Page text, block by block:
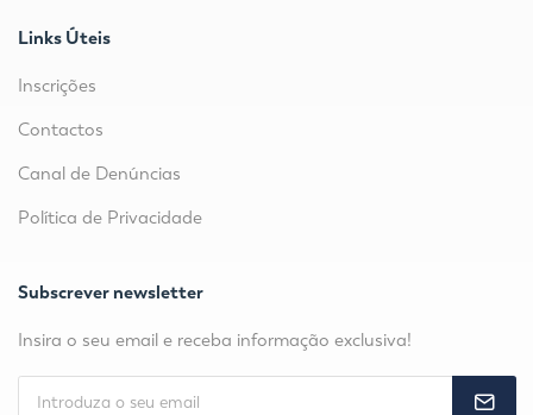
Links Úteis
Inscrições
Contactos
Canal de Denúncias
Política de Privacidade
Subscrever newsletter
Insira o seu email e receba informação exclusiva!